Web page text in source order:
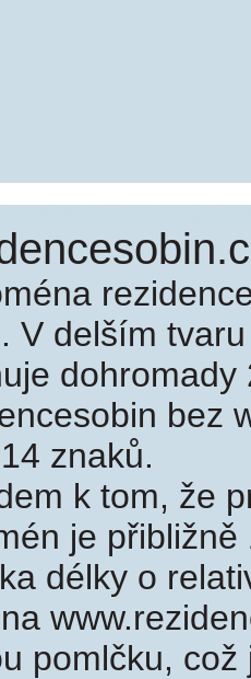
V delším
bez
znaků.
k tom, že
je
délky o
pomlčku,